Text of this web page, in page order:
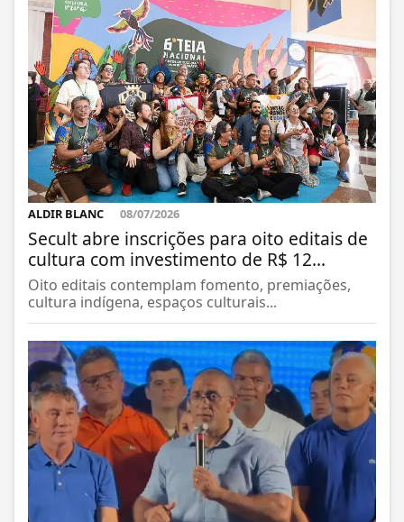
ALDIR BLANC 08/07/2026
Secult abre inscrições para oito editais de
cultura com investimento de R$ 12...
Oito editais contemplam fomento, premiações,
cultura indígena, espaços culturais...